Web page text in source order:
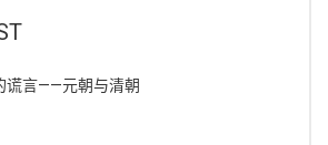
谎言——元朝与清朝